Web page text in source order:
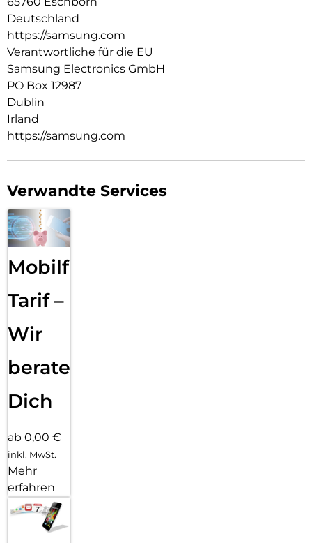
Deutschland
https://samsung.com
Verantwortliche für die EU
Samsung Electronics GmbH
PO Box 12987
Dublin
Irland
https://samsung.com
Verwandte Services
Mobilfunk
Tarif –
Wir
beraten
Dich
ab 0,00 €
inkl. MwSt.
Mehr
erfahren